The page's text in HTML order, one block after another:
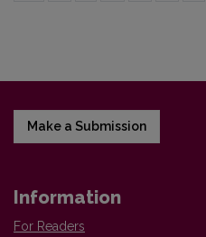
Make a Submission
Information
For Readers